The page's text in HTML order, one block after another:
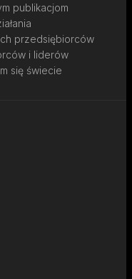
publikacjom
przedsiębiorców
i liderów
się świecie